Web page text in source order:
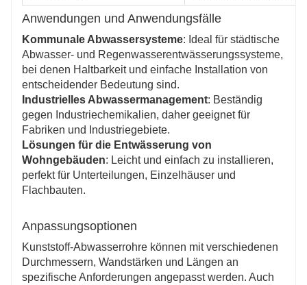
Anwendungen und Anwendungsfälle
Kommunale Abwassersysteme: Ideal für städtische
Abwasser- und Regenwasserentwässerungssysteme,
bei denen Haltbarkeit und einfache Installation von
entscheidender Bedeutung sind.
Industrielles Abwassermanagement: Beständig
gegen Industriechemikalien, daher geeignet für
Fabriken und Industriegebiete.
Lösungen für die Entwässerung von
Wohngebäuden: Leicht und einfach zu installieren,
perfekt für Unterteilungen, Einzelhäuser und
Flachbauten.
Anpassungsoptionen
Kunststoff-Abwasserrohre können mit verschiedenen
Durchmessern, Wandstärken und Längen an
spezifische Anforderungen angepasst werden. Auch